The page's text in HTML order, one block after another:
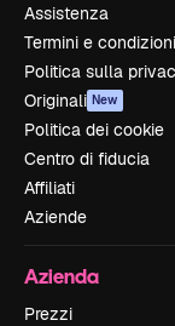
Assistenza
Termini e condizioni
Politica sulla
Originali New
Politica dei cookie
Centro di fiducia
Affiliati
Aziende
Azienda
Prezzi